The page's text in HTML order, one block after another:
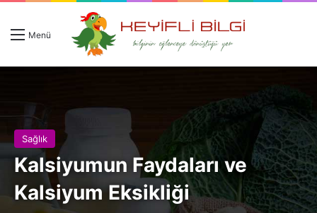
Menü
Sağlık
Kalsiyumun Faydaları ve
Kalsiyum Eksikliği